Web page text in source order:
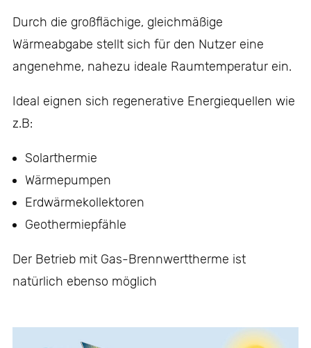
Durch die großflächige, gleichmäßige
Wärmeabgabe stellt sich für den Nutzer eine
angenehme, nahezu ideale Raumtemperatur ein.
Ideal eignen sich regenerative Energiequellen wie
z.B:
Solarthermie
Wärmepumpen
Erdwärmekollektoren
Geothermiepfähle
Der Betrieb mit Gas-Brennwerttherme ist
natürlich ebenso möglich